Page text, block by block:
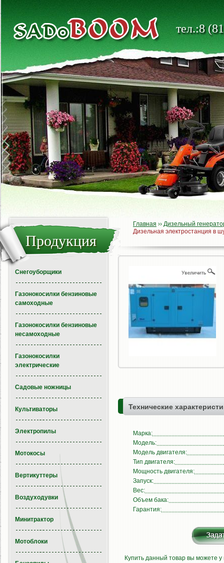
тел.:8
Главная ›› Дизельный
Дизельная электростанция в
Технические
Марка:
Модель:
Модель двигателя:
Тип двигателя:
Мощность двигателя:
Запуск:
Вес:
Объем бака:
Гарантия:
Купить данный товар вы можете
Продукция
Снегоуборщики
Газонокосилки бензиновые
самоходные
Газонокосилки бензиновые
несамоходные
Газонокосилки
электрические
Садовые ножницы
Культиваторы
Электропилы
Мотокосы
Вертикуттеры
Воздуходувки
Минитрактор
Мотоблоки